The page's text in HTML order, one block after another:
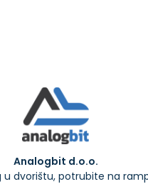
Analogbit d.o.o.
u dvorištu, potrubite na